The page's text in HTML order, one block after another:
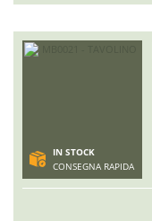
IN STOCK
CONSEGNA RAPIDA